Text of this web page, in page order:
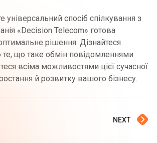
спосіб спілкування з
«Decision Telecom» готова
рішення. Дізнайтеся
те, що таке обмін повідомленнями
всіма можливостями цієї сучасної
й розвитку вашого бізнесу.
NEXT